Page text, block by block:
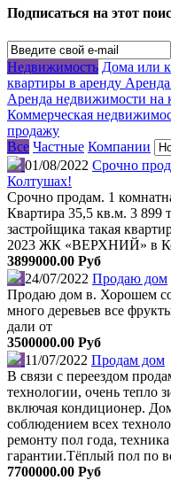
Подписаться на этот
Недвижимость Дома или
квартиры в аренду
Аренда недвижимости на
Коммерческая
продажу
Все Частные Компании
01/08/2022 Срочно
Колтушах!
Срочно продам. 1
Квартира 35,5 кв.м. 3 899
застройщика такая
2023 ЖК «ВЕРХНИЙ» в
3899000.00 Руб
24/07/2022 Продаю дом
Продаю дом в. Хорошем
много деревьев все
дали от
3500000.00 Руб
11/07/2022 Продам дом
В связи с переездом
технологии, очень тепло
включая кондиционер.
соблюдением всех
ремонту пол года,
гарантии.Тёплый пол по
7700000.00 Руб